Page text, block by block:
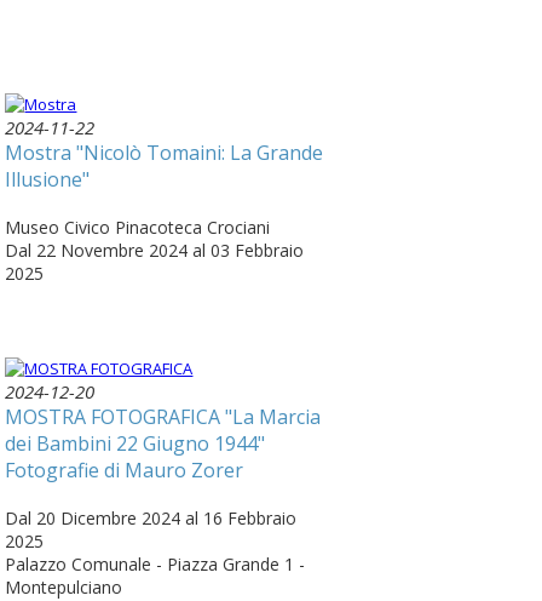
2024-11-22
Mostra "Nicolò Tomaini: La Grande
Illusione"
Museo Civico Pinacoteca Crociani
Dal 22 Novembre 2024 al 03 Febbraio
2025
2024-12-20
MOSTRA FOTOGRAFICA "La Marcia
dei Bambini 22 Giugno 1944"
Fotografie di Mauro Zorer
Dal 20 Dicembre 2024 al 16 Febbraio
2025
Palazzo Comunale - Piazza Grande 1 -
Montepulciano